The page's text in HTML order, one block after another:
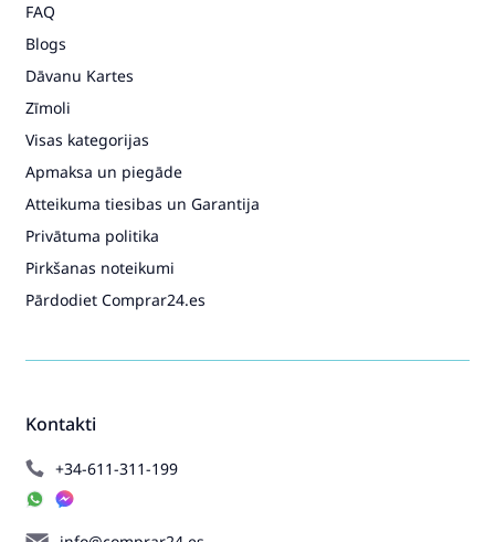
Kontakti
+34-611-311-199
FAQ
Blogs
Dāvanu Kartes
Zīmoli
Visas kategorijas
Apmaksa un piegāde
Atteikuma tiesibas un Garantija
Privātuma politika
Pirkšanas noteikumi
Pārdodiet Comprar24.es